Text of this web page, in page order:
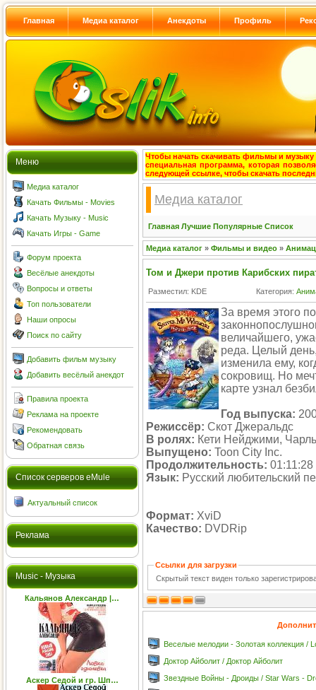
Главная Медиа каталог Анекдоты Профиль
Меню
Медиа каталог
Качать Фильмы - Movies
Качать Музыку - Music
Качать Игры - Game
Форум проекта
Весёлые анекдоты
Вопросы и ответы
Топ пользователи
Наши опросы
Поиск по сайту
Добавить фильм музыку
Добавить весёлый анекдот
Правила проекта
Реклама на проекте
Рекомендовать
Обратная связь
Cписок серверов eMule
Актуальный список
Реклама
Music - Музыка
Кальянов Александр |…
Аскер Седой и гр. Шп…
Чтобы начать скачивать фильмы и музыку
специальная программа, которая
следующей ссылке, чтобы скачать
Медиа каталог
Главная Лучшие Популярные Список
Медиа каталог » Фильмы и видео »
Том и Джери против Карибских
Разместил: KDE Категория:
За время этого
величайшего,
реда. Целый
изменила ему,
сокровищ. Но
карте узнал
Год выпуска:
Режиссёр: Скот Джеральдс
В ролях: Кети Нейджими,
Выпущено: Toon City Inc.
Продолжительность: 01:11:28
Язык: Русский любительский
Формат: XviD
Качество: DVDRip
Ссылки для загрузки
Скрытый текст виден только
Веселые мелодии - Золотая коллекция /
Доктор Айболит / Доктор Айболит
Звездные Войны - Дроиды / Star Wars -